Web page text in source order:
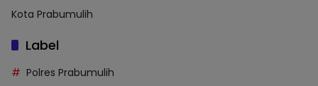
Kota Prabumulih
Label
Polres Prabumulih